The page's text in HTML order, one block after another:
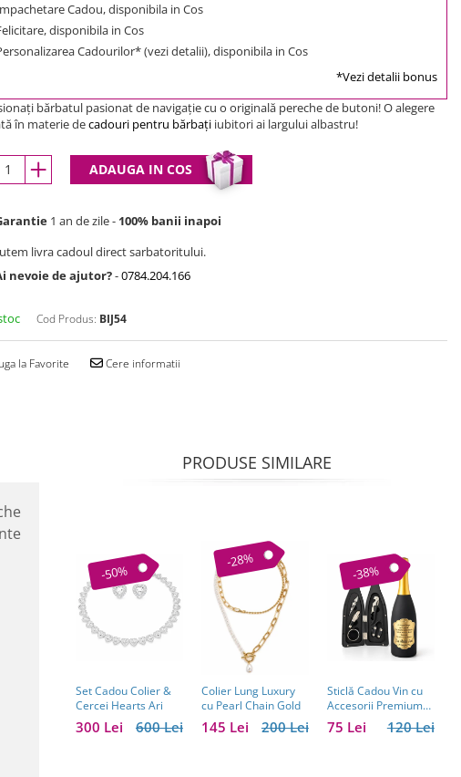
Cadou, disponibila in Cos
disponibila in Cos
Cadourilor* (vezi detalii), disponibila in Cos
*Vezi detalii bonus
bărbatul pasionat de navigaţie cu o originală pereche de butoni! O alegere
în materie decadouri pentru bărbaţi iubitori ai largului albastru!
ADAUGA IN COS
1 an de zile - 100% banii inapoi
livra cadoul direct sarbatoritului.
nevoie de ajutor?-0784.204.166
Cod Produs: BIJ54
la Favorite Cere informatii
PRODUSE SIMILARE
-50%
Set Cadou Colier &
Cercei Hearts Ari
600 Lei
300 Lei
-28%
Colier Lung Luxury
cu Pearl Chain Gold
200 Lei
145 Lei
-38%
Sticlă Cadou Vin cu
Accesorii Premium
Personalizată – Set
Elegant pentru120 Lei
75 Lei